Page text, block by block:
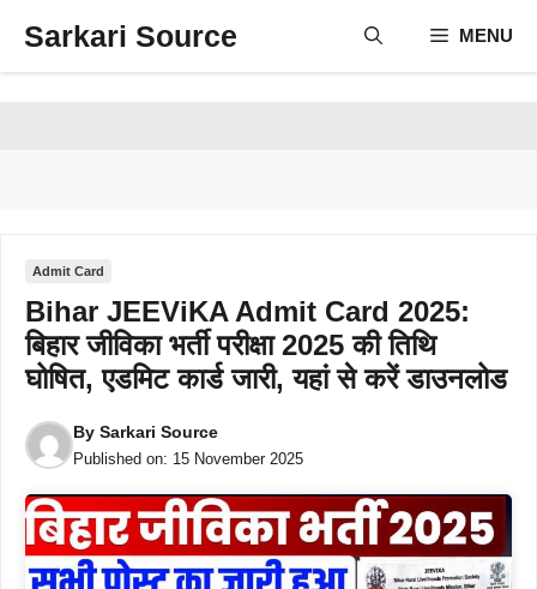
Sarkari Source MENU
Admit Card
Bihar JEEViKA Admit Card 2025:
बिहार जीविका भर्ती परीक्षा 2025 की तिथि
घोषित, एडमिट कार्ड जारी, यहां से करें डाउनलोड
By Sarkari Source
Published on: 15 November 2025